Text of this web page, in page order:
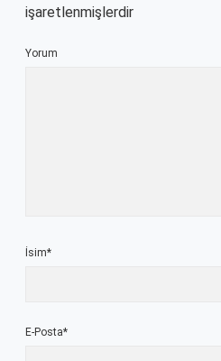
işaretlenmişlerdir
Yorum
İsim*
E-Posta*